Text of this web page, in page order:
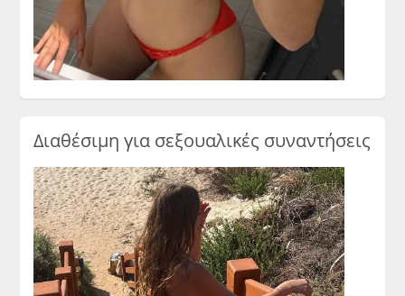
Διαθέσιμη για σεξουαλικές συναντήσεις